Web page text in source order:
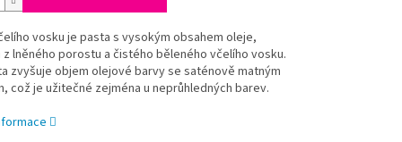
vosku je pasta s vysokým obsahem oleje,
lněného porostu a čistého běleného včelího vosku.
zvyšuje objem olejové barvy se saténově matným
což je užitečné zejména u neprůhledných barev.